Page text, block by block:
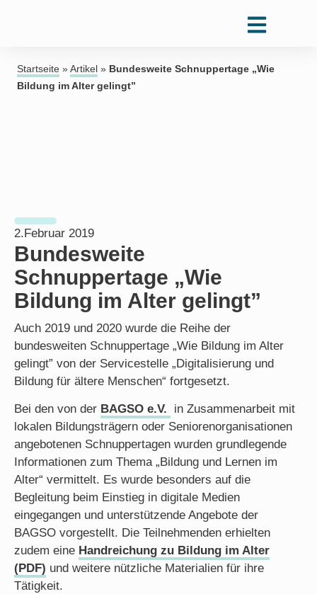
Startseite » Artikel » Bundesweite Schnuppertage „Wie
Bildung im Alter gelingt”
2.Februar 2019
Bundesweite
Schnuppertage „Wie
Bildung im Alter gelingt”
Auch 2019 und 2020 wurde die Reihe der
bundesweiten Schnuppertage „Wie Bildung im Alter
gelingt” von der Servicestelle „Digitalisierung und
Bildung für ältere Menschen“ fortgesetzt.
Bei den von der BAGSO e.V.
in Zusammenarbeit mit
lokalen Bildungsträgern oder Seniorenorganisationen
angebotenen Schnuppertagen wurden grundlegende
Informationen zum Thema „Bildung und Lernen im
Alter“ vermittelt. Es wurde besonders auf die
Begleitung beim Einstieg in digitale Medien
eingegangen und unterstützende Angebote der
BAGSO vorgestellt. Die Teilnehmenden erhielten
zudem eine Handreichung zu Bildung im Alter
(PDF) und weitere nützliche Materialien für ihre
Tätigkeit.